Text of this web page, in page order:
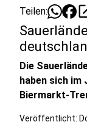
Teilen:
Die
haben sich im
Biermarkt-
Veröffentlicht: